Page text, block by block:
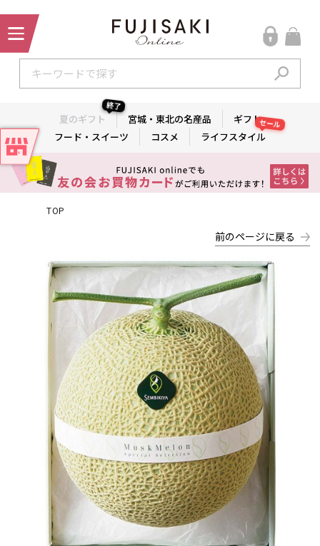
夏のギフト
終了
宮城・東北の名産品
ギフト
フード・スイーツ
コスメ ライフスタイル
セール
TOP
前のページに戻る